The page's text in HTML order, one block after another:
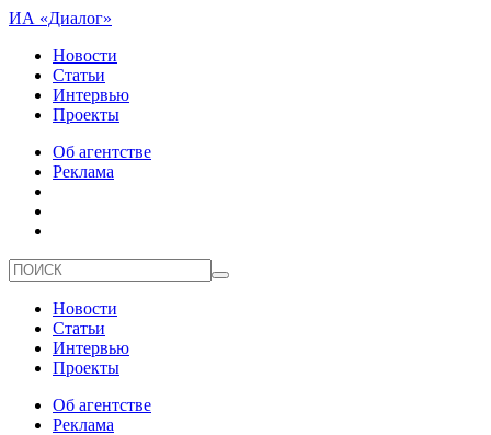
ИА «Диалог»
Новости
Статьи
Интервью
Проекты
Об агентстве
Реклама
Новости
Статьи
Интервью
Проекты
Об агентстве
Реклама